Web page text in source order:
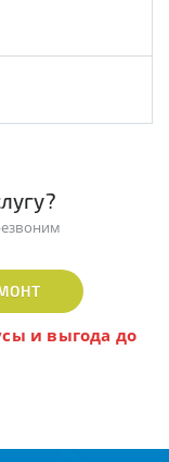
и выгода до